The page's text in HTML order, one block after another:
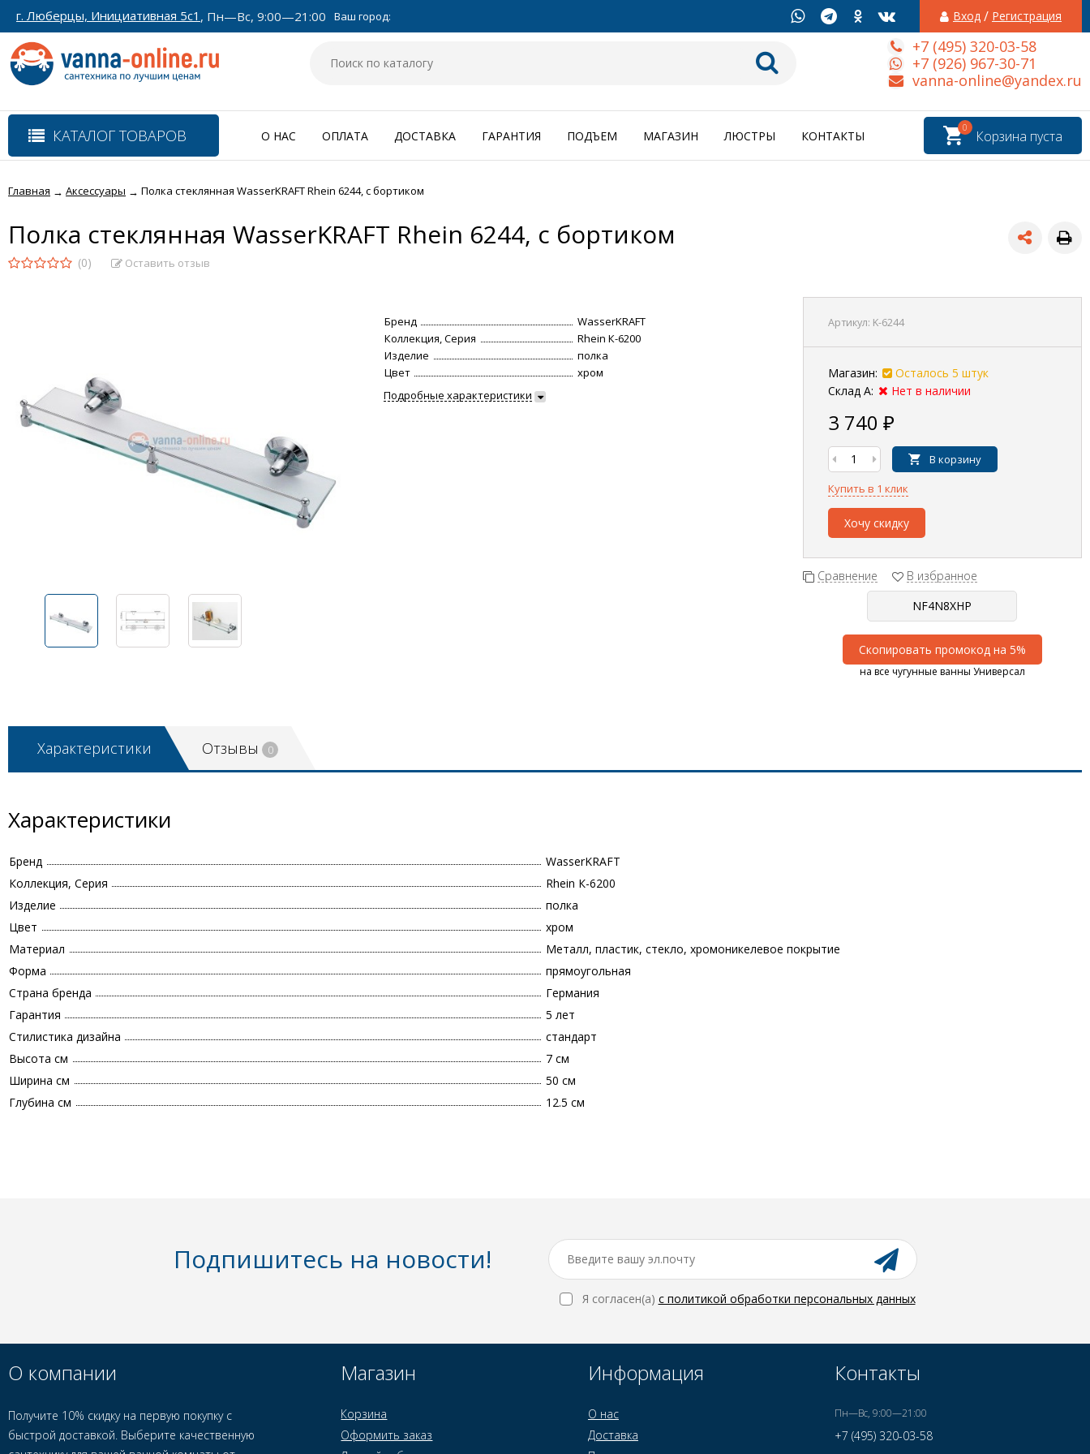
г. Люберцы, Инициативная 5с1 , Пн—Вс, 9:00—21:00 Ваш город: Вход / Регистрация
+7 (495) 320-03-58
+7 (926) 967-30-71
vanna-online@yandex.ru
КАТАЛОГ ТОВАРОВ Корзина пуста
0
О НАС ОПЛАТА ДОСТАВКА ГАРАНТИЯ ПОДЪЕМ МАГАЗИН ЛЮСТРЫ КОНТАКТЫ
Главная → Аксессуары → Полка стеклянная WasserKRAFT Rhein 6244, с бортиком
Полка стеклянная WasserKRAFT Rhein 6244, с бортиком
(0) Оставить отзыв
Артикул: K-6244
Магазин:
Осталось 5 штук
Склад А:
Нет в наличии
3 740 ₽
В корзину
Купить в 1 клик
Хочу скидку
Сравнение В избранное
Скопировать промокод на 5%
на все чугунные ванны Универсал
Бренд
WasserKRAFT
Коллекция, Серия
Rhein К-6200
Изделие
полка
Цвет
хром
Подробные характеристики
Характеристики Отзывы 0
Характеристики
Бренд
WasserKRAFT
Коллекция, Серия
Rhein К-6200
Изделие
полка
Цвет
хром
Материал
Металл, пластик, стекло, хромоникелевое покрытие
Форма
прямоугольная
Страна бренда
Германия
Гарантия
5 лет
Стилистика дизайна
стандарт
Высота см
7 см
Ширина см
50 см
Глубина см
12.5 см
Подпишитесь на новости!
Я согласен(a) с политикой обработки персональных данных
О компании
Получите 10% скидку на первую покупку с
быстрой доставкой. Выберите качественную
Магазин
Корзина
Оформить заказ
Информация
О нас
Доставка
Контакты
Пн—Вс, 9:00—21:00
+7 (495) 320-03-58